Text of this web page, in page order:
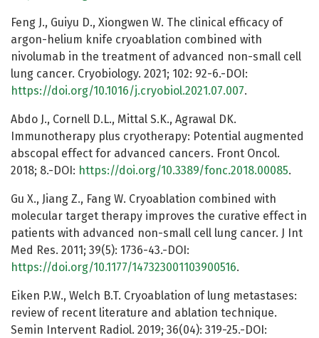
Feng J., Guiyu D., Xiongwen W. The clinical efficacy of
argon-helium knife cryoablation combined with
nivolumab in the treatment of advanced non-small cell
lung cancer. Cryobiology. 2021; 102: 92-6.-DOI:
https://doi.org/10.1016/j.cryobiol.2021.07.007.
Abdo J., Cornell D.L., Mittal S.K., Agrawal DK.
Immunotherapy plus cryotherapy: Potential augmented
abscopal effect for advanced cancers. Front Oncol.
2018; 8.-DOI: https://doi.org/10.3389/fonc.2018.00085.
Gu X., Jiang Z., Fang W. Cryoablation combined with
molecular target therapy improves the curative effect in
patients with advanced non-small cell lung cancer. J Int
Med Res. 2011; 39(5): 1736-43.-DOI:
https://doi.org/10.1177/147323001103900516.
Eiken P.W., Welch B.T. Cryoablation of lung metastases:
review of recent literature and ablation technique.
Semin Intervent Radiol. 2019; 36(04): 319-25.-DOI: